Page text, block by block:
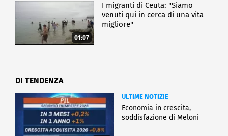
01:07
I migranti di Ceuta: "Siamo
venuti qui in cerca di una vita
migliore"
DI TENDENZA
ULTIME NOTIZIE
Economia in crescita,
soddisfazione di Meloni